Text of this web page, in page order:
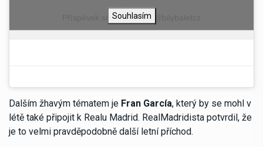
Příspěvek sdílel uživatel @bilybaletcz
Souhlasím
Dalším žhavým tématem je Fran García, který by se mohl v
létě také připojit k Realu Madrid. RealMadridista potvrdil, že
je to velmi pravděpodobně další letní příchod.